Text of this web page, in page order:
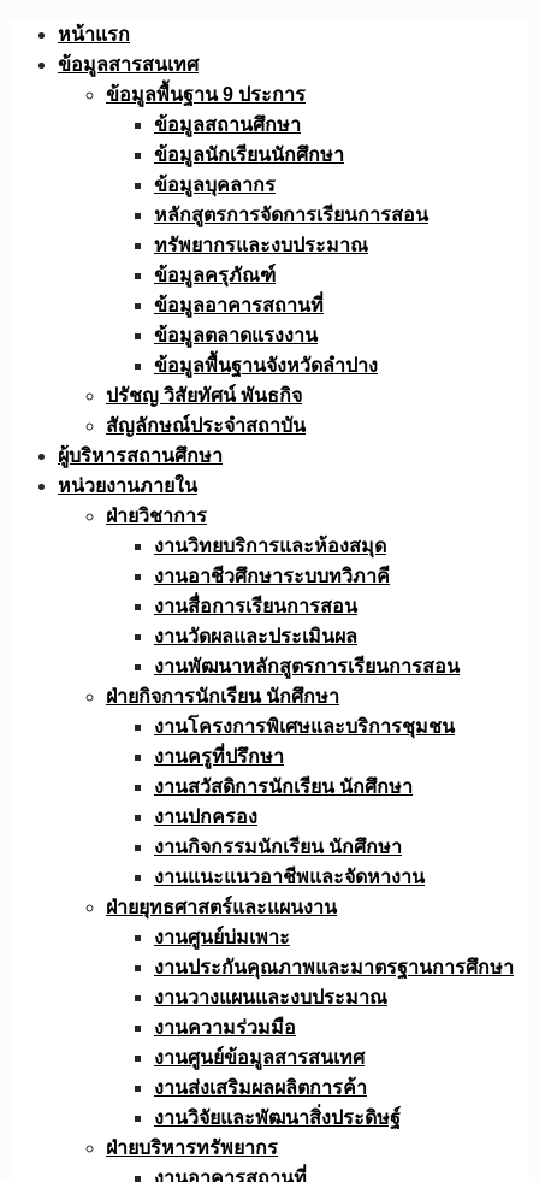
Skip
หน้าแรก
ข้อมูลสารสนเทศ
ข้อมูลพื้นฐาน 9 ประการ
ข้อมูลสถานศึกษา
ข้อมูลนักเรียนนักศึกษา
ข้อมูลบุคลากร
หลักสูตรการจัดการเรียนการสอน
ทรัพยากรและงบประมาณ
ข้อมูลครุภัณฑ์
ข้อมูลอาคารสถานที่
ข้อมูลตลาดแรงงาน
ข้อมูลพื้นฐานจังหวัดลำปาง
ปรัชญ วิสัยทัศน์ พันธกิจ
สัญลักษณ์ประจำสถาบัน
ผู้บริหารสถานศึกษา
หน่วยงานภายใน
ฝ่ายวิชาการ
งานวิทยบริการและห้องสมุด
งานอาชีวศึกษาระบบทวิภาคี
งานสื่อการเรียนการสอน
งานวัดผลและประเมินผล
งานพัฒนาหลักสูตรการเรียนการสอน
ฝ่ายกิจการนักเรียน นักศึกษา
งานโครงการพิเศษและบริการชุมชน
งานครูที่ปรึกษา
งานสวัสดิการนักเรียน นักศึกษา
งานปกครอง
งานกิจกรรมนักเรียน นักศึกษา
งานแนะแนวอาชีพและจัดหางาน
ฝ่ายยุทธศาสตร์และแผนงาน
งานศูนย์บ่มเพาะ
งานประกันคุณภาพและมาตรฐานการศึกษา
งานวางแผนและงบประมาณ
งานความร่วมมือ
งานศูนย์ข้อมูลสารสนเทศ
งานส่งเสริมผลผลิตการค้า
งานวิจัยและพัฒนาสิ่งประดิษฐ์
ฝ่ายบริหารทรัพยากร
งานอาคารสถานที่